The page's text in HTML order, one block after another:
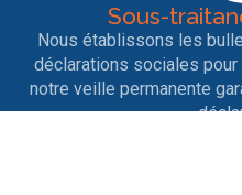
Sous-
Nous établissons les
déclarations sociales
notre veille permanente